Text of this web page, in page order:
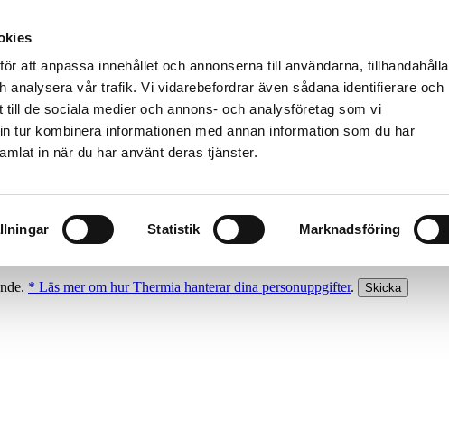
att anpassa innehållet och annonserna till användarna, tillhandahålla
analysera vår trafik. Vi vidarebefordrar även sådana identifierare och
till de sociala medier och annons- och analysföretag som vi
tur kombinera informationen med annan information som du har
in när du har använt deras tjänster.
Statistik Marknadsföring
* Läs mer om hur Thermia hanterar dina personuppgifter.